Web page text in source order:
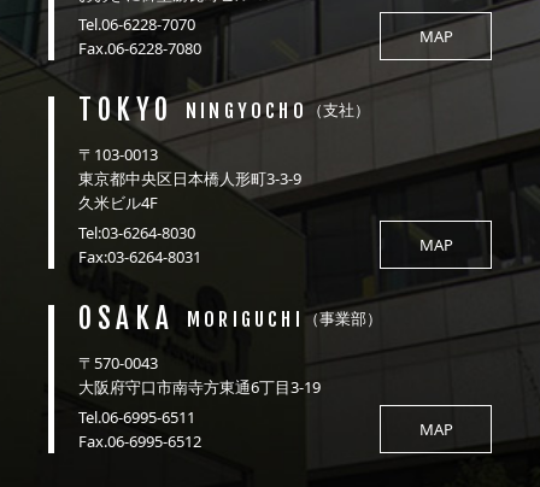
Tel.06-6228-7070
Fax.06-6228-7080
MAP
TOKYO NINGYOCHO（支社）
〒103-0013
東京都中央区日本橋人形町3-3-9
久米ビル4F
Tel:03-6264-8030
Fax:03-6264-8031
MAP
OSAKA MORIGUCHI （事業部）
〒570-0043
大阪府守口市南寺方東通6丁目3-19
Tel.06-6995-6511
Fax.06-6995-6512
MAP